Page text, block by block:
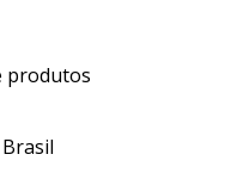
produtos